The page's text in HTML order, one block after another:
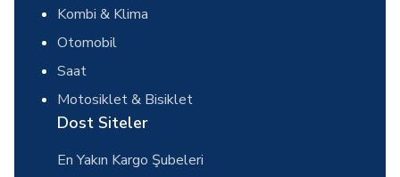
Kombi & Klima
Otomobil
Saat
Motosiklet & Bisiklet
Dost Siteler
En Yakın Kargo Şubeleri